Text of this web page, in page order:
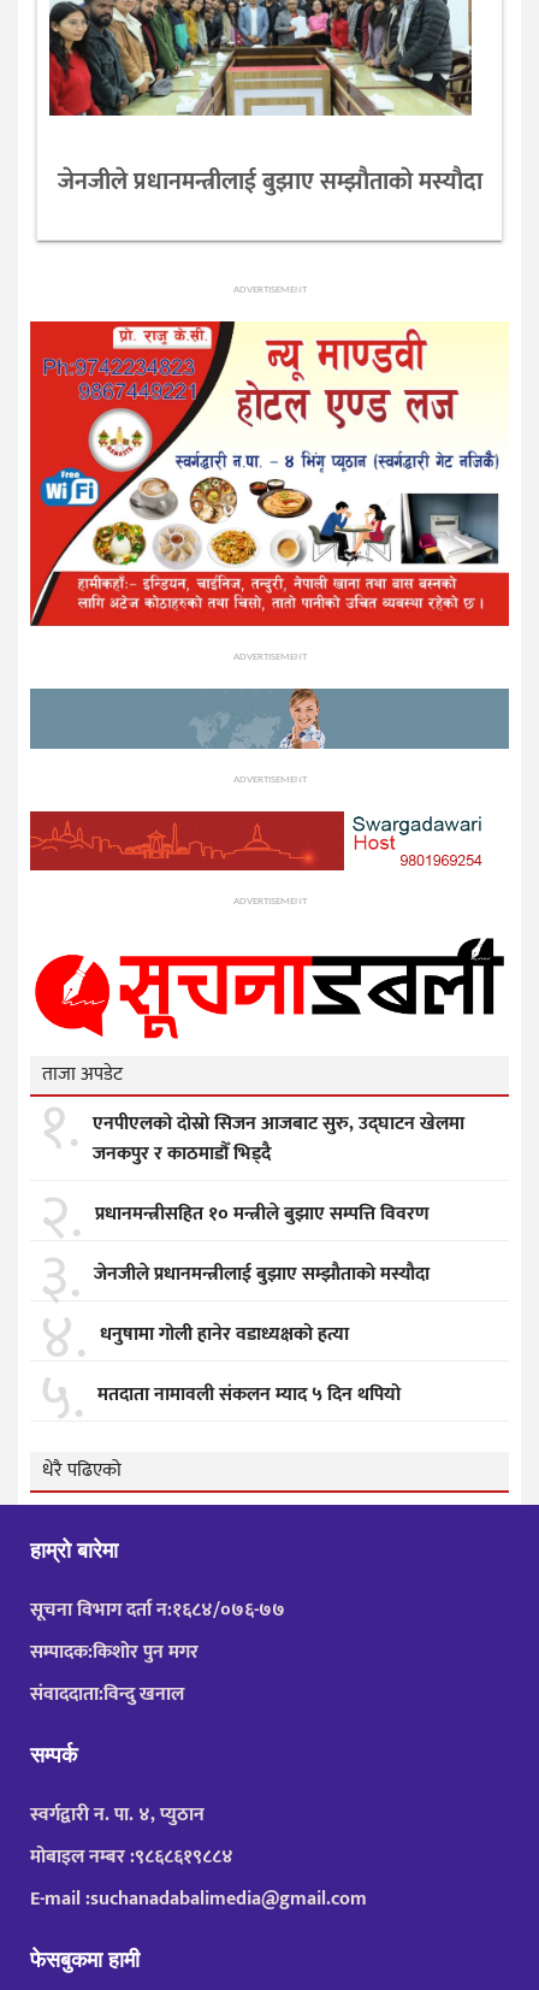
जेनजीले प्रधानमन्त्रीलाई बुझाए सम्झाैताकाे मस्याैदा
ADVERTISEMENT
ADVERTISEMENT
ADVERTISEMENT
ADVERTISEMENT
ताजा अपडेट
१. एनपीएलको दोस्रो सिजन आजबाट सुरु, उद्घाटन खेलमा
जनकपुर र काठमाडौँ भिड्दै
२. प्रधानमन्त्रीसहित १० मन्त्रीले बुझाए सम्पत्ति विवरण
३. जेनजीले प्रधानमन्त्रीलाई बुझाए सम्झाैताकाे मस्याैदा
४. धनुषामा गोली हानेर वडाध्यक्षको हत्या
५. मतदाता नामावली संकलन म्याद ५ दिन थपियो
धेरै पढिएको
हाम्रो बारेमा
सूचना विभाग दर्ता न:१६८४/०७६-७७
सम्पादक:किशोर पुन मगर
संवाददाता:विन्दु खनाल
सम्पर्क
स्वर्गद्वारी न. पा. ४, प्युठान
मोबाइल नम्बर :९८६८६१९८८४
E-mail :suchanadabalimedia@gmail.com
फेसबुकमा हामी